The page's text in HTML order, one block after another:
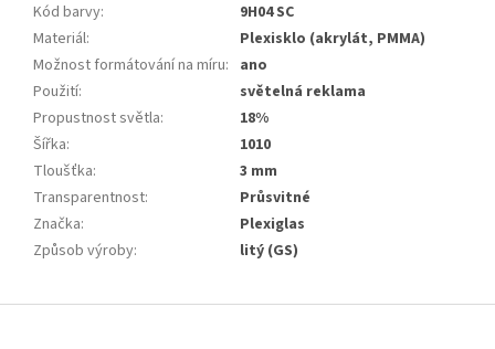
Kód barvy:
9H04 SC
Materiál:
Plexisklo (akrylát, PMMA)
Možnost formátování na míru: ano
Použití:
světelná reklama
Propustnost světla:
18%
Šířka:
1010
Tloušťka:
3 mm
Transparentnost:
Průsvitné
Značka:
Plexiglas
Způsob výroby: litý (GS)